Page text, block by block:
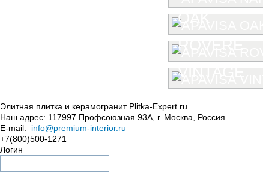
OAK
ROVERE
VINTAGE
Элитная плитка и керамогранит Plitka-Expert.ru
Наш адрес: 117997 Профсоюзная 93А г. Москва
Россия
E-mail:
info@premium-interior.ru
+7(800)500-1271
Логин